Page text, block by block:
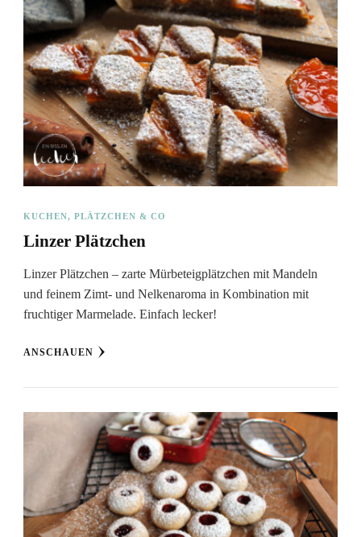
KUCHEN, PLÄTZCHEN & CO
Linzer Plätzchen
Linzer Plätzchen – zarte Mürbeteigplätzchen mit Mandeln
und feinem Zimt- und Nelkenaroma in Kombination mit
fruchtiger Marmelade. Einfach lecker!
ANSCHAUEN